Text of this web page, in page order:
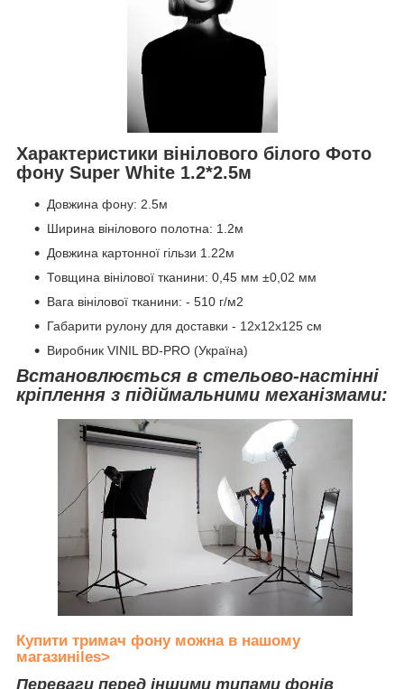
Характеристики вінілового білого Фото
фону Super White 1.2*2.5м
Довжина фону: 2.5м
Ширина вінілового полотна: 1.2м
Довжина картонної гільзи 1.22м
Товщина вінілової тканини: 0,45 мм ±0,02 мм
Вага вінілової тканини: - 510 г/м2
Габарити рулону для доставки - 12х12х125 см
Виробник VINIL BD-PRO (Україна)
Встановлюється в стельово-настінні
кріплення з підіймальними механізмами:
Купити тримач фону можна в нашому
магазиніles>
Переваги перед іншими типами фонів